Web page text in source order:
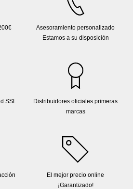
Asesoramiento personalizado
Estamos a su disposición
SSL
Distribuidores oficiales primeras
marcas
El mejor precio online
¡Garantizado!